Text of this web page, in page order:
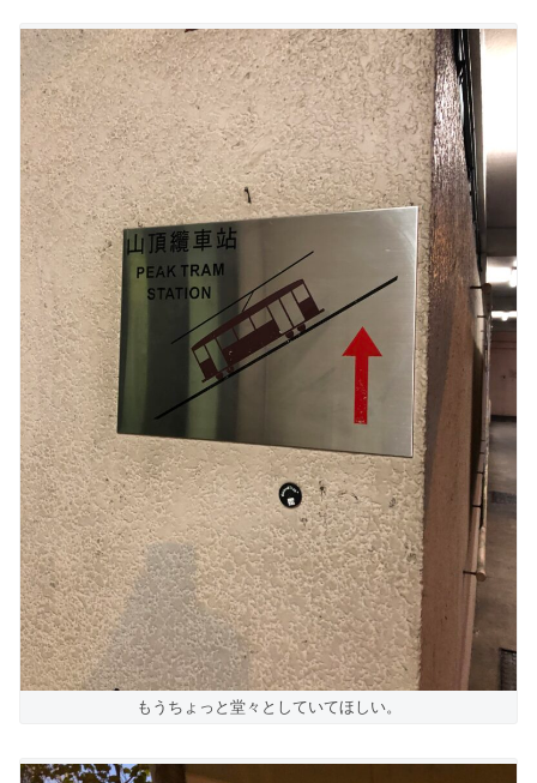
もうちょっと堂々としていてほしい。